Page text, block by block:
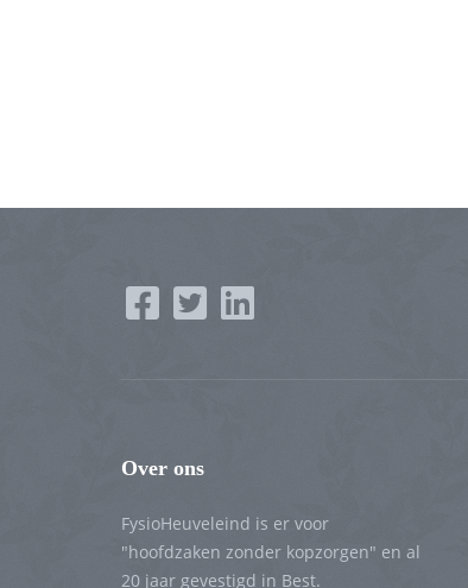
Over ons
FysioHeuveleind is er voor
"hoofdzaken zonder kopzorgen" en al
20 jaar gevestigd in Best.